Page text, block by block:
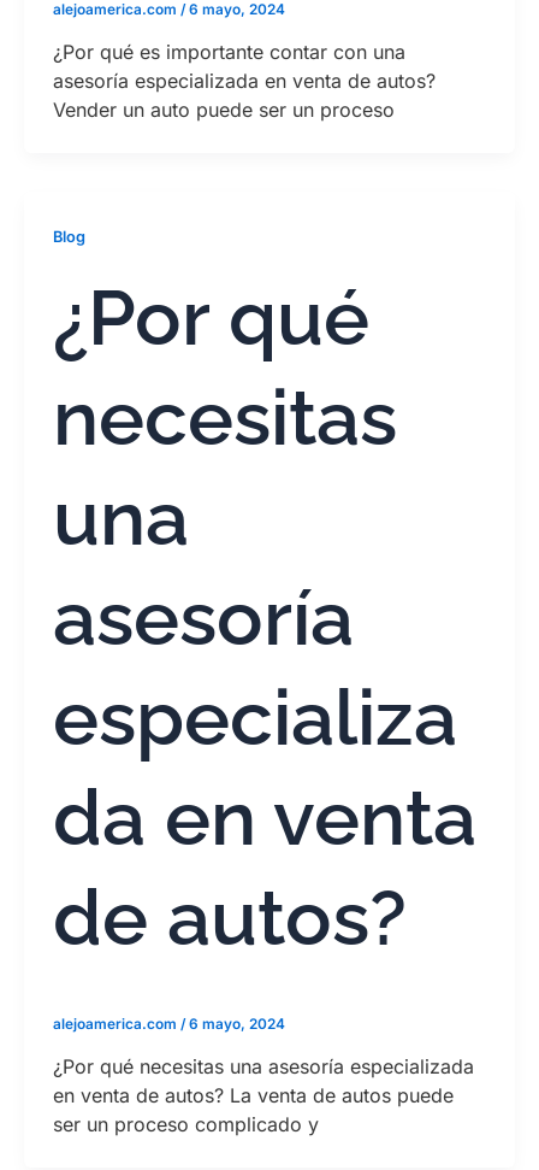
alejoamerica.com /6 mayo, 2024
¿Por qué es importante contar con una
asesoría especializada en venta de autos?
Vender un auto puede ser un proceso
Blog
¿Por qué
necesitas
una
asesoría
especializa
da en venta
de autos?
alejoamerica.com /6 mayo, 2024
¿Por qué necesitas una asesoría especializada
en venta de autos? La venta de autos puede
ser un proceso complicado y